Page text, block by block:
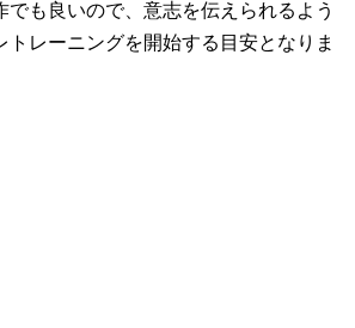
でも良いので、意志を伝えられるよう
トレーニングを開始する目安となりま